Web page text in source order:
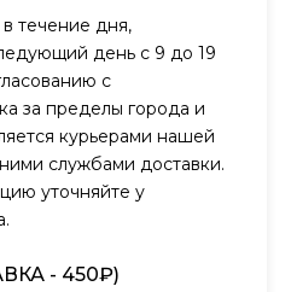
течение дня,
день с 9 до 19
с
за пределы города и
курьерами нашей
службами доставки.
уточняйте у
- 450₽)